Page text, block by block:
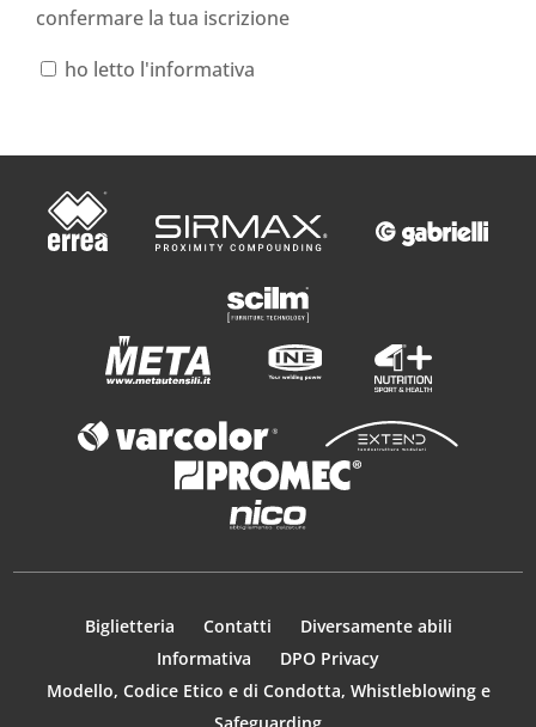
confermare la tua iscrizione
ho letto l'informativa
Biglietteria Contatti
Diversamente abili
Informativa
DPO Privacy
Modello, Codice Etico e di Condotta, Whistleblowing e